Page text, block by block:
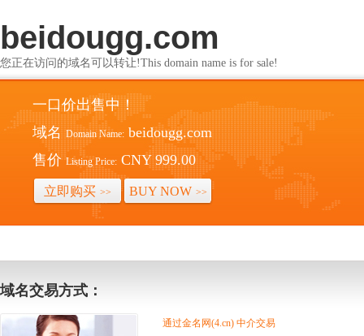
beidougg.com
您正在访问的域名可以转让!This domain name is for sale!
一口价出售中！
域名 Domain Name: beidougg.com
售价 Listing Price: CNY 999.00
立即购买 >> BUY NOW >>
域名交易方式：
通过金名网(4.cn) 中介交易